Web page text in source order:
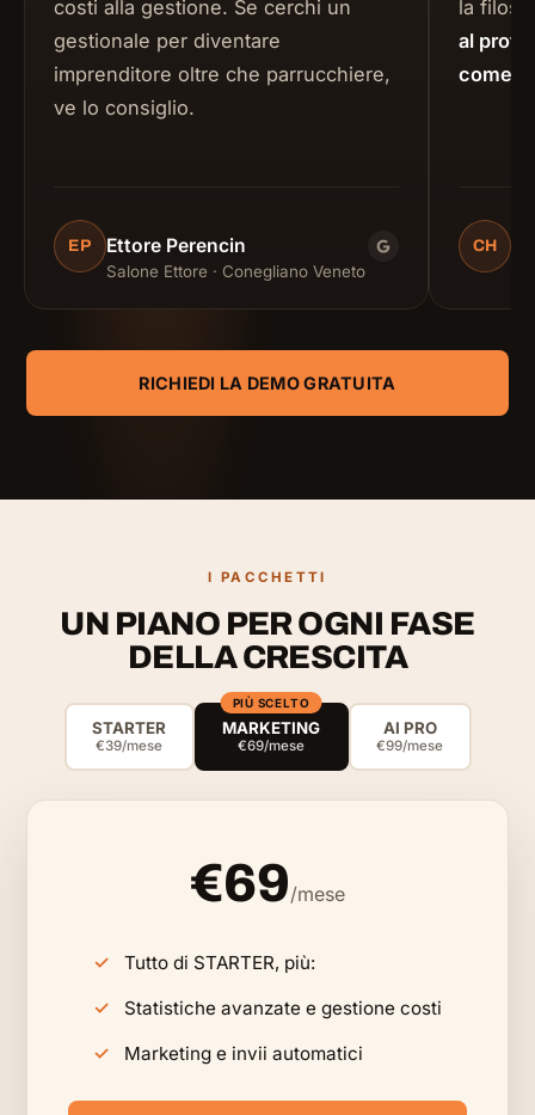
costi alla gestione. Se cerchi un
gestionale per diventare
imprenditore oltre che parrucchiere,
ve lo consiglio.
EP Ettore Perencin
Salone Ettore · Conegliano Veneto Google
la
al
come
CH
RICHIEDI LA DEMO GRATUITA
I PACCHETTI
UN PIANO PER OGNI FASE
DELLA CRESCITA
STARTER
€39/mese
PIÙ SCELTO
MARKETING
€69/mese
AI PRO
€99/mese
€69/mese
Tutto di STARTER, più:
Statistiche avanzate e gestione costi
Marketing e invii automatici